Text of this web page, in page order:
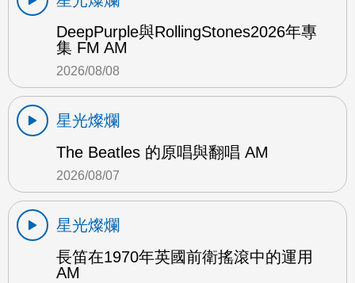
DeepPurple與RollingStones2026年專
集 FM AM
2026/08/08
星光燦爛
The Beatles 的原唱與翻唱 AM
2026/08/07
星光燦爛
長笛在1970年英國前衛搖滾中的運用
AM